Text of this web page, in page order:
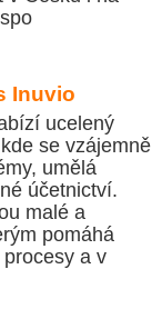
Inuvio
ucelený
se vzájemně
umělá
účetnictví.
malé a
pomáhá
a v